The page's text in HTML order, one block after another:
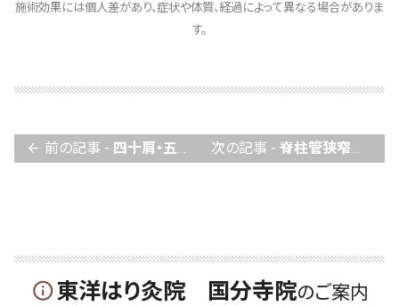
施術効果には個人差があり、症状や体質、経過によって異なる場合がありま
す。
arrow_back 前の記事 - 四十肩・五十肩について 次の記事 - 脊柱管狭窄症の鍼灸について
info_outline東洋はり灸院 国分寺院のご案内